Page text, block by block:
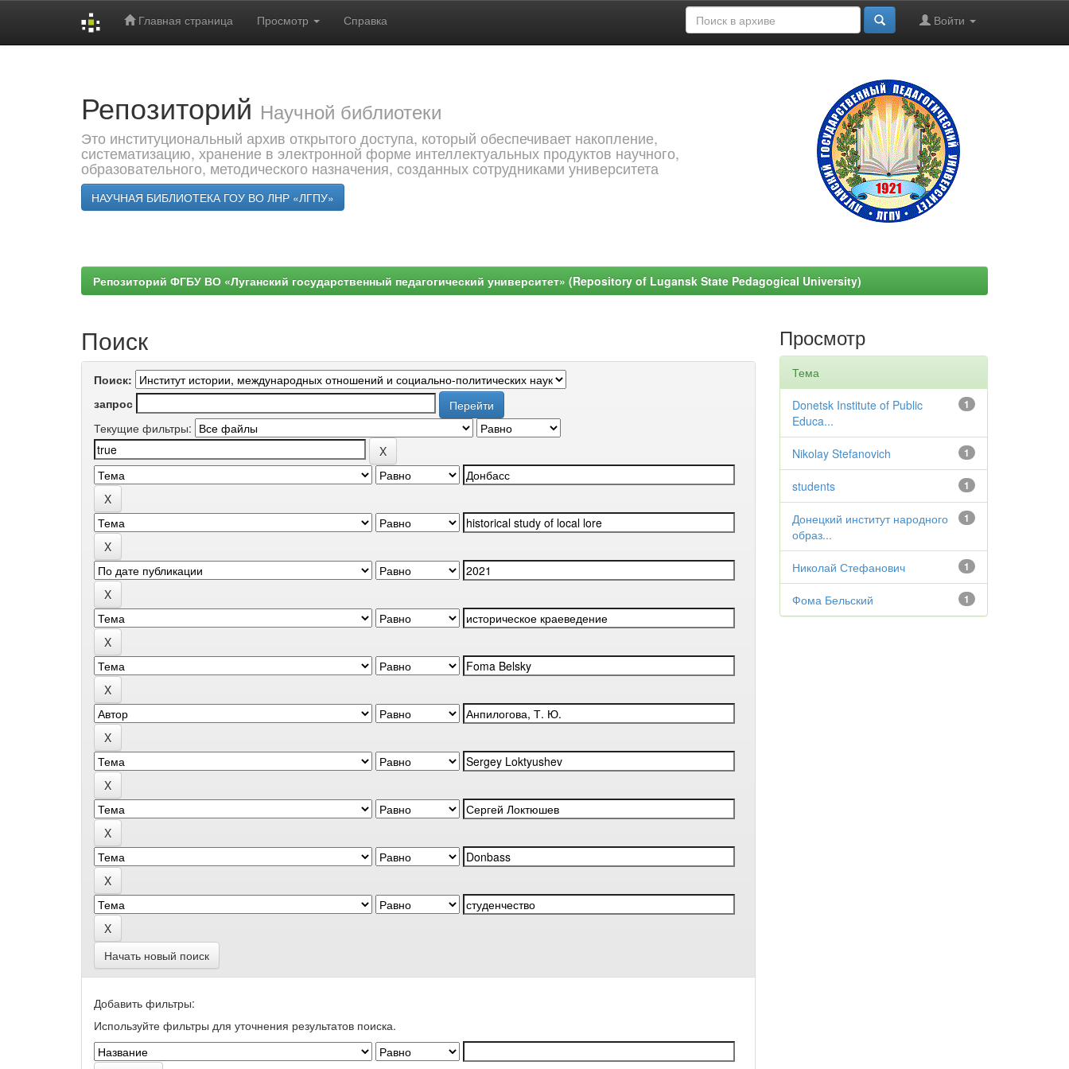
Главная страница Просмотр Справка Войти
Репозиторий Научной библиотеки
Это институциональный архив открытого доступа, который обеспечивает накопление,
систематизацию, хранение в электронной форме интеллектуальных продуктов научного,
образовательного, методического назначения, созданных сотрудниками университета
НАУЧНАЯ БИБЛИОТЕКА ГОУ ВО ЛНР «ЛГПУ»
Репозиторий ФГБУ ВО «Луганский государственный педагогический университет» (Repository of Lugansk State Pedagogical University)
Поиск
Поиск:
запрос
Текущие фильтры:
Начать новый поиск
Добавить фильтры:
Используйте фильтры для уточнения результатов поиска.
Просмотр
Тема
1
Donetsk Institute of Public
Educa...
1
Nikolay Stefanovich
1
students
1
Донецкий институт народного
образ...
1
Николай Стефанович
1
Фома Бельский